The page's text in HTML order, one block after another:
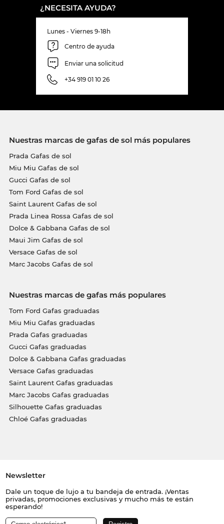
¿NECESITA AYUDA?
Lunes - Viernes 9-18h
Centro de ayuda
Enviar una solicitud
+34 919 01 10 26
Nuestras marcas de gafas de sol más populares
Prada Gafas de sol
Miu Miu Gafas de sol
Gucci Gafas de sol
Tom Ford Gafas de sol
Saint Laurent Gafas de sol
Prada Linea Rossa Gafas de sol
Dolce & Gabbana Gafas de sol
Maui Jim Gafas de sol
Versace Gafas de sol
Marc Jacobs Gafas de sol
Nuestras marcas de gafas más populares
Tom Ford Gafas graduadas
Miu Miu Gafas graduadas
Prada Gafas graduadas
Gucci Gafas graduadas
Dolce & Gabbana Gafas graduadas
Versace Gafas graduadas
Saint Laurent Gafas graduadas
Marc Jacobs Gafas graduadas
Silhouette Gafas graduadas
Chloé Gafas graduadas
Newsletter
Dale un toque de lujo a tu bandeja de entrada. ¡Ventas
privadas, promociones exclusivas y mucho más te están
esperando!